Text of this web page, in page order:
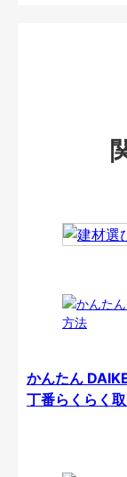
かんたん
丁番らくらく